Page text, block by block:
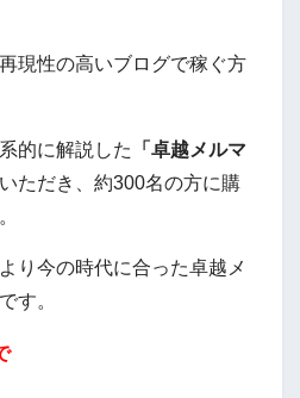
現性の高いブログで稼ぐ方
的に解説した
「卓越メルマ
ただき、約300名の方に購
り今の時代に合った卓越メ
す。